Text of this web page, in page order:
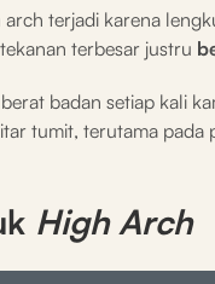
terjadi karena
terbesar justru
badan setiap kali
tumit, terutama
High Arch